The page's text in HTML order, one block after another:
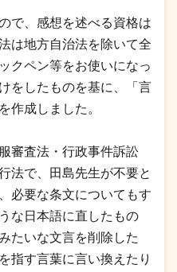
で、感想を述べる資格は
は地方自治法を除いて全
クペン等をお使いになっ
をしたものを基に、「言
作成しました。
審査法・行政事件訴訟
法で、田島先生が不要と
必要な条文についてもす
な日本語に直したもの
たいな文言を削除した
指す言葉に言い換えたり